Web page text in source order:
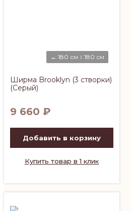
↔ 180 см ↕ 180 см
Ширма Brooklyn (3 створки)
(Серый)
9 660 ₽
Добавить в корзину
Купить товар в 1 клик